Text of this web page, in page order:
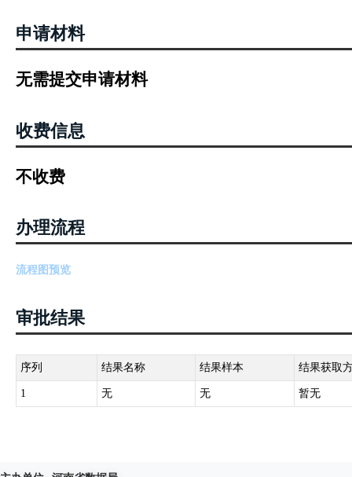
申请材料
无需提交申请材料
收费信息
不收费
办理流程
流程图预览
审批结果
序列 结果名称 结果样本 结果获取
1 无 无 暂无